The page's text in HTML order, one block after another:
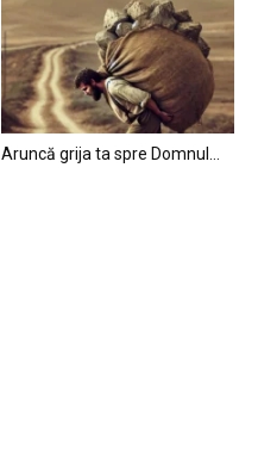
Aruncă grija ta spre Domnul…